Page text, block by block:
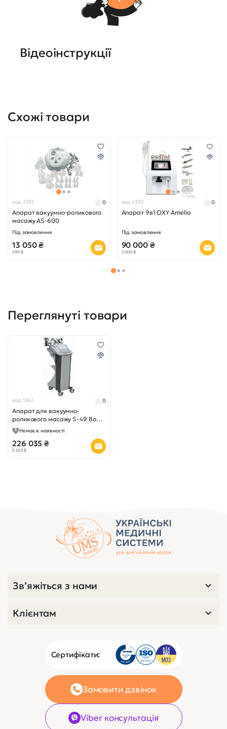
Відеоінструкції
Схожі товари
код 2235
Апарат вакуумно-роликового
масажу AS-600
0
Під замовлення
13 050 ₴
290 $
код 4335
Апарат 9в1 OXY Amelia
0
Під замовлення
90 000 ₴
2 000 $
Переглянуті товари
код 1242
Апарат для вакуумно-
роликового масажу S-49 Body
Shaping
0
Немає в наявності
226 035 ₴
5 023 $
Сертифікати:
Замовити дзвінок
Viber консультація
Зв’яжіться з нами
Клієнтам